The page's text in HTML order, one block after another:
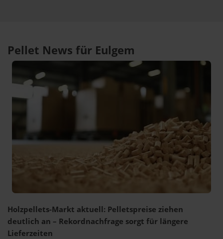
Pellet News für Eulgem
Holzpellets-Markt aktuell: Pelletspreise ziehen
deutlich an – Rekordnachfrage sorgt für längere
Lieferzeiten